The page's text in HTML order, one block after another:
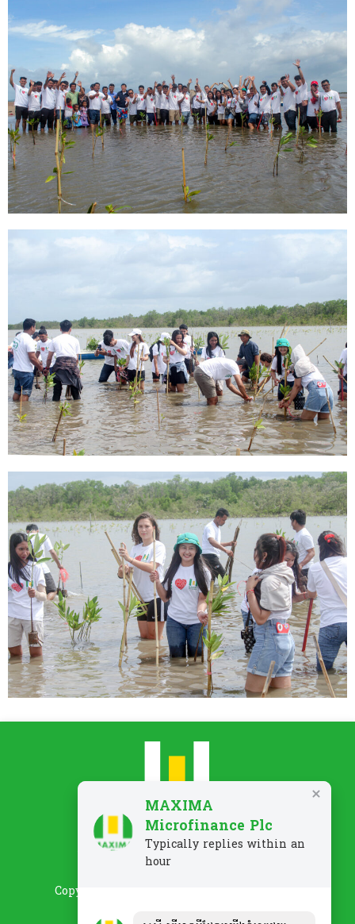
គោលការណ៍ឯកជនភាព ពាក្យបណ្តឹង/មតិត្រឡប់
Copyright 2026 MAXIMA Microfinance Plc.
MAXIMA
Microfinance Plc
Typically replies within an
hour